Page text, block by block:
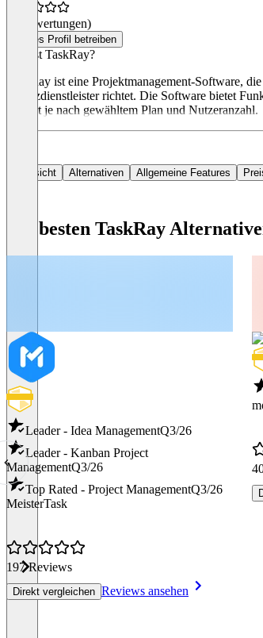
(0 Bewertungen)
Dieses Profil betreiben
Was ist TaskRay?
TaskRay ist eine Projektmanagement-Software,
Finanzdienstleister richtet. Die Software bietet
variiert je nach gewähltem Plan und Nutzeranzahl.
Übersicht Alternativen Allgemeine Features
Die besten TaskRay
Leader - Idea ManagementQ3/26
Leader - Kanban Project
ManagementQ3/26
Top Rated - Project ManagementQ3/26
MeisterTask
197 Reviews
Direkt vergleichen Reviews ansehen